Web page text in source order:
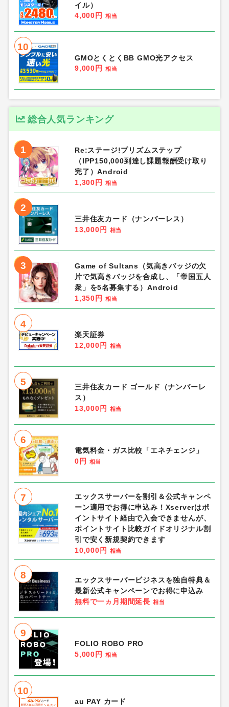
イル）
4,000円
相当
10
GMOとくとくBB GMO光アクセス
9,000円
相当
総合人気ランキング
1
Re:ステージ!プリズムステップ
（IPP150,000到達し課題報酬受け取り
完了）Android
1,300円
相当
2
三井住友カード（ナンバーレス）
13,000円
相当
3
Game of Sultans（気高きバッジの欠
片で気高きバッジを合成し、「帝国五人
衆」を5名募集する）Android
1,350円
相当
4
楽天証券
12,000円
相当
5
三井住友カード ゴールド（ナンバーレ
ス）
13,000円
相当
6
電気料金・ガス比較「エネチェンジ」
0円
相当
7
エックスサーバーを割引＆公式キャンペ
ーン適用でお得に申込み！Xserverはポ
イントサイト経由で入会できませんが、
ポイントサイト比較ガイドオリジナル割
引で安く新規契約できます
10,000円
相当
8
エックスサーバービジネスを独自特典＆
最新公式キャンペーンでお得に申込み
無料で一ヵ月期間延長 相当
9
FOLIO ROBO PRO
5,000円
相当
10
au PAY カード